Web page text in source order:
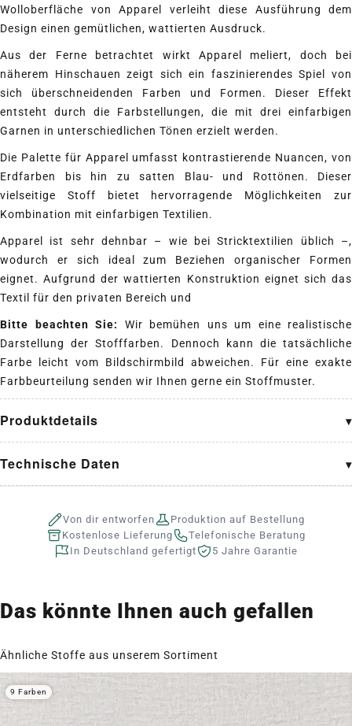
Wolloberfläche von Apparel verleiht diese Ausführung dem
Design einen gemütlichen, wattierten Ausdruck.
Aus der Ferne betrachtet wirkt Apparel meliert, doch bei
näherem Hinschauen zeigt sich ein faszinierendes Spiel von
sich überschneidenden Farben und Formen. Dieser Effekt
entsteht durch die Farbstellungen, die mit drei einfarbigen
Garnen in unterschiedlichen Tönen erzielt werden.
Die Palette für Apparel umfasst kontrastierende Nuancen, von
Erdfarben bis hin zu satten Blau- und Rottönen. Dieser
vielseitige Stoff bietet hervorragende Möglichkeiten zur
Kombination mit einfarbigen Textilien.
Apparel ist sehr dehnbar – wie bei Stricktextilien üblich –,
wodurch er sich ideal zum Beziehen organischer Formen
eignet. Aufgrund der wattierten Konstruktion eignet sich das
Textil für den privaten Bereich und
Bitte beachten Sie:
Wir bemühen uns um eine realistische
Darstellung der Stofffarben. Dennoch kann die tatsächliche
Farbe leicht vom Bildschirmbild abweichen. Für eine exakte
Farbbeurteilung senden wir Ihnen gerne ein Stoffmuster.
Produktdetails
Technische Daten
Von dir entworfen
Produktion auf Bestellung
Kostenlose Lieferung
Telefonische Beratung
In Deutschland gefertigt
5 Jahre Garantie
Das könnte Ihnen auch gefallen
Ähnliche Stoffe aus unserem Sortiment
9 Farben